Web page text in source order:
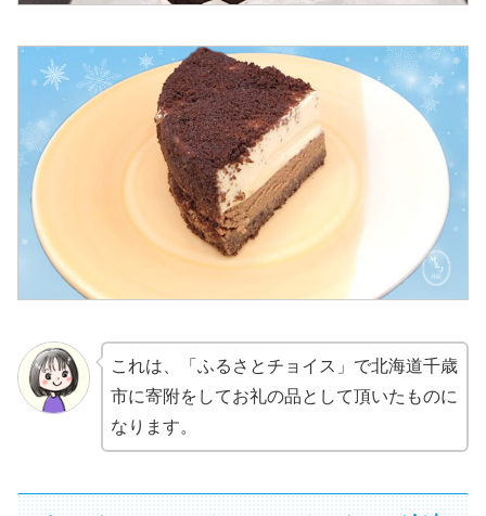
これは、「ふるさとチョイス」で北海道千歳
市に寄附をしてお礼の品として頂いたものに
なります。